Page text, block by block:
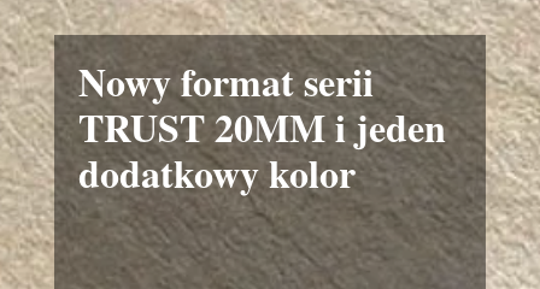
Nowy format serii
TRUST 20MM i jeden
dodatkowy kolor